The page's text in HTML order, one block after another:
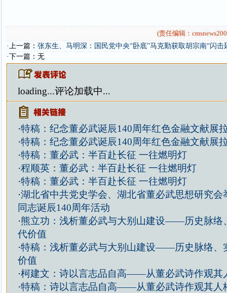
(责任编辑：
·上一篇： 张东生、马明深：国民党中央“卧底”马克勤获取胡宗南“闪击
·下一篇：无
loading...评论加载中...
·特稿：纪念董必武诞辰140周年红色金融文献展
·特稿：纪念董必武诞辰140周年红色金融文献展
·特稿：董必武：半百赴长征 一往燃明灯
·程顺英：董必武：半百赴长征 一往燃明灯
·特稿：董必武：半百赴长征 一往燃明灯
·湖北省中共党史学会、湖北省董必武思想研究会
同志诞辰140周年活动
·熊立功：浅析董必武与大别山建设——历史脉络
代价值
·特稿：浅析董必武与大别山建设——历史脉络、
价值
·柯建文：诗以言志品自高——从董必武诗作观其
·特稿：诗以言志品自高——从董必武诗作观其人